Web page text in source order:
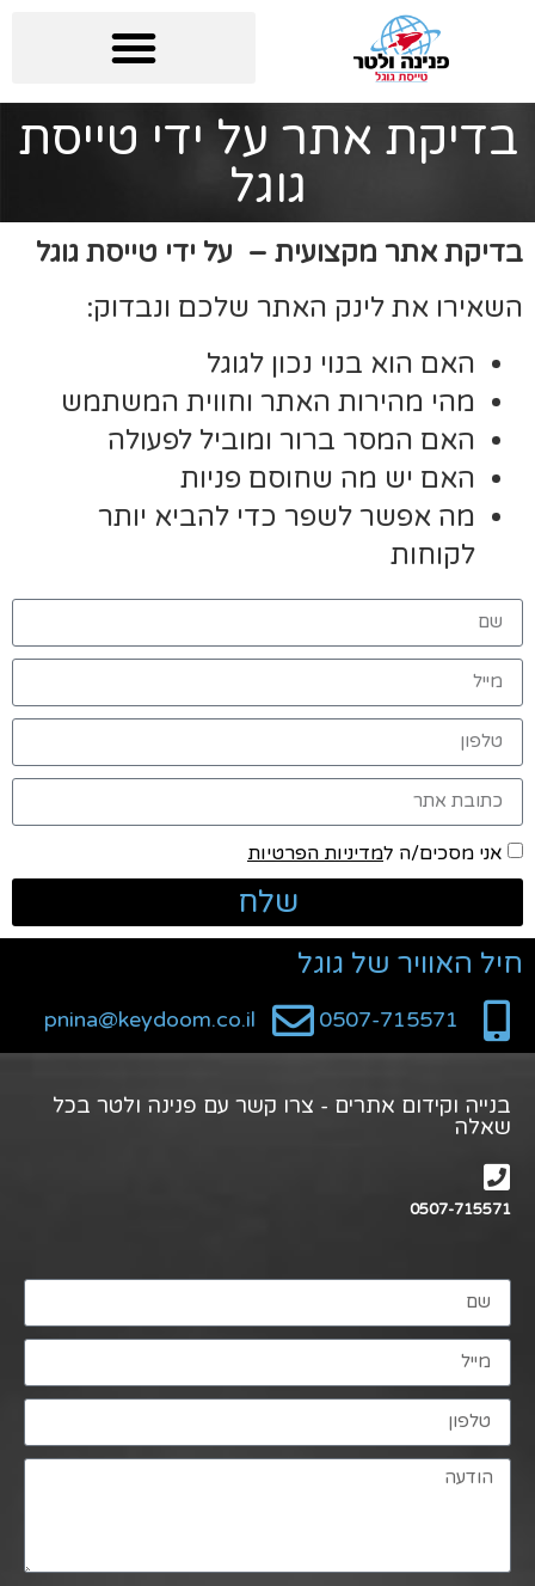
בדיקת אתר על ידי טייסת
גוגל
בדיקת אתר מקצועית – על ידי טייסת גוגל
השאירו את לינק האתר שלכם ונבדוק:
האם הוא בנוי נכון לגוגל
מהי מהירות האתר וחווית המשתמש
האם המסר ברור ומוביל לפעולה
האם יש מה שחוסם פניות
מה אפשר לשפר כדי להביא יותר
לקוחות
אני מסכים/ה למדיניות הפרטיות
שלח
חיל האוויר של גוגל
0507-715571
pnina@keydoom.co.il
בנייה וקידום אתרים - צרו קשר עם פנינה ולטר בכל
שאלה
0507-715571